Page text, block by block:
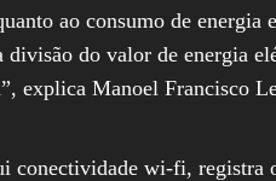
ao consumo de energia
divisão do valor de energia
explica Manoel Francisco
conectividade wi-fi, registra